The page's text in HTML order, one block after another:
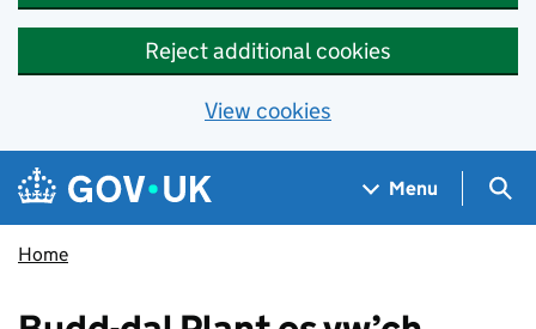
Reject additional cookies
View cookies
Skip to main content
Navigation menu
Menu
Home